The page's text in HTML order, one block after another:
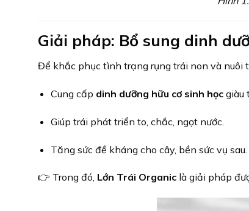
Giải pháp: Bổ sung dinh
Để khắc phục tình trạng rụng trái non và nuôi
Cung cấp dinh dưỡng hữu cơ sinh họcgiàu
Giúp trái phát triển to, chắc, ngọt nước.
Tăng sức đề kháng cho cây, bền sức vụ sau.
👉 Trong đó, Lớn Trái Organic là giải pháp